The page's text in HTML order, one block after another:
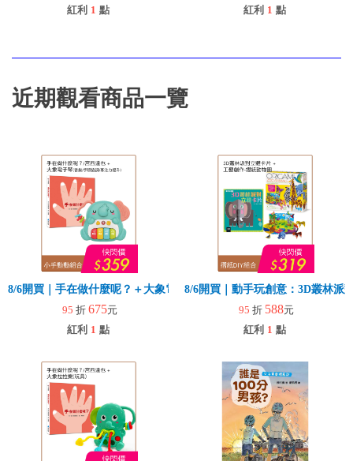
紅利 1 點
紅利 1 點
近期觀看商品一覽
8/6開買｜手在做什麼呢？＋大象電子琴
95 折 675元
紅利 1 點
8/6開買｜動手玩創意：3D叢林派
95 折 588元
紅利 1 點